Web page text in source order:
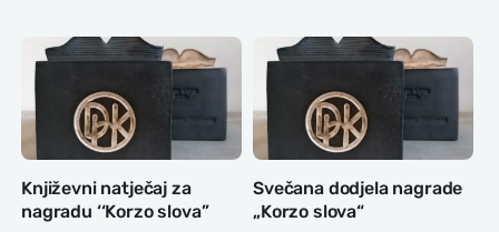
Književni natječaj za
nagradu ‘‘Korzo slova’’
Svečana dodjela nagrade
„Korzo slova“